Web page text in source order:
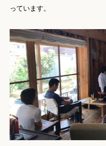
っています。